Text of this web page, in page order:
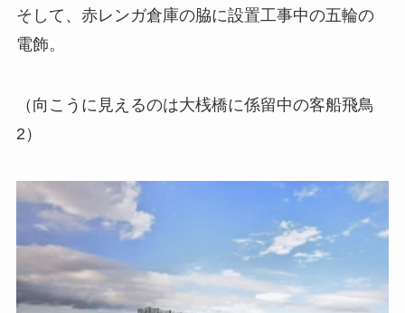
そして、赤レンガ倉庫の脇に設置工事中の五輪の
電飾。
（向こうに見えるのは大桟橋に係留中の客船飛鳥
2）